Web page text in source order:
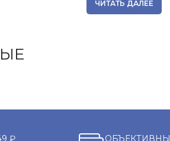
ЧИТАТЬ ДАЛЕЕ
₽